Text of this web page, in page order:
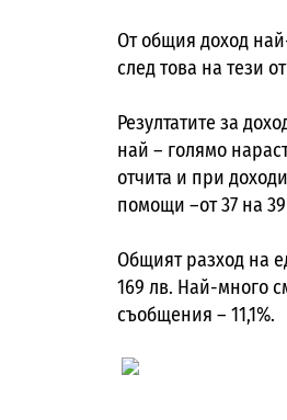
От общия доход
след това на тези
Резултатите за
най – голямо
отчита и при
помощи –от 37 на
Общият разход на
169 лв. Най-много
съобщения – 11,1%.